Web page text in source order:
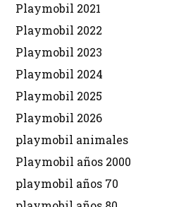
Playmobil 2021
Playmobil 2022
Playmobil 2023
Playmobil 2024
Playmobil 2025
Playmobil 2026
playmobil animales
Playmobil años 2000
playmobil años 70